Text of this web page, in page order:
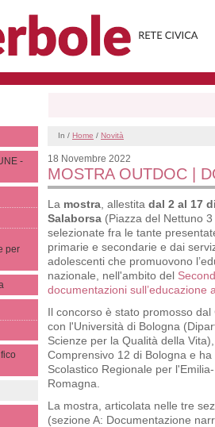
-
per
In / Home / Novità
18 Novembre 2022
MOSTRA OUTDOC |
La mostra , allestita dal 2 al 17
Salaborsa (Piazza del Nettuno
selezionate fra le tante
primarie e secondarie e dai
adolescenti che promuovono
nazionale, nell'ambito del
documentazioni sull’educazione
Il concorso è stato promosso
con l'Università di Bologna
Scienze per la Qualità della
Comprensivo 12 di Bologna e
Scolastico Regionale per
Romagna.
La mostra, articolata nelle tre
(sezione A: Documentazione